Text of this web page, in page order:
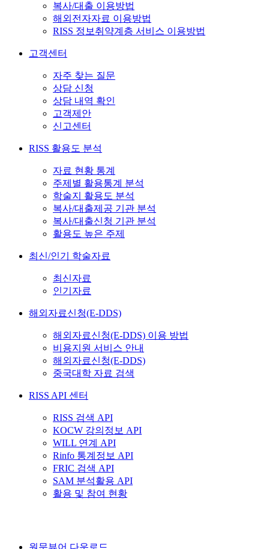
복사/대출 이용방법
해외전자자료 이용방법
RISS 정보취약계층 서비스 이용방법
고객센터
자주 찾는 질문
상담 신청
상담 내역 확인
고객제안
신고센터
RISS 활용도 분석
자료 현황 통계
주제별 활용통계 분석
학술지 활용도 분석
복사/대출제공 기관 분석
복사/대출신청 기관 분석
활용도 높은 주제
최신/인기 학술자료
최신자료
인기자료
해외자료신청(E-DDS)
해외자료신청(E-DDS) 이용 방법
비용지원 서비스 안내
해외자료신청(E-DDS)
중국대학 자료 검색
RISS API 센터
RISS 검색 API
KOCW 강의정보 API
WILL 연계 API
Rinfo 통계정보 API
FRIC 검색 API
SAM 분석활용 API
활용 및 참여 현황
원문뷰어 다운로드